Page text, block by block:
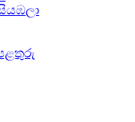
සියඹලා
පළතුරු